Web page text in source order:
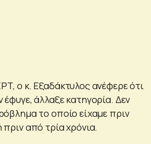
ο κ. Εξαδάκτυλος ανέφερε ότι
έφυγε, άλλαξε κατηγορία. Δεν
το οποίο είχαμε πριν
από τρία χρόνια.